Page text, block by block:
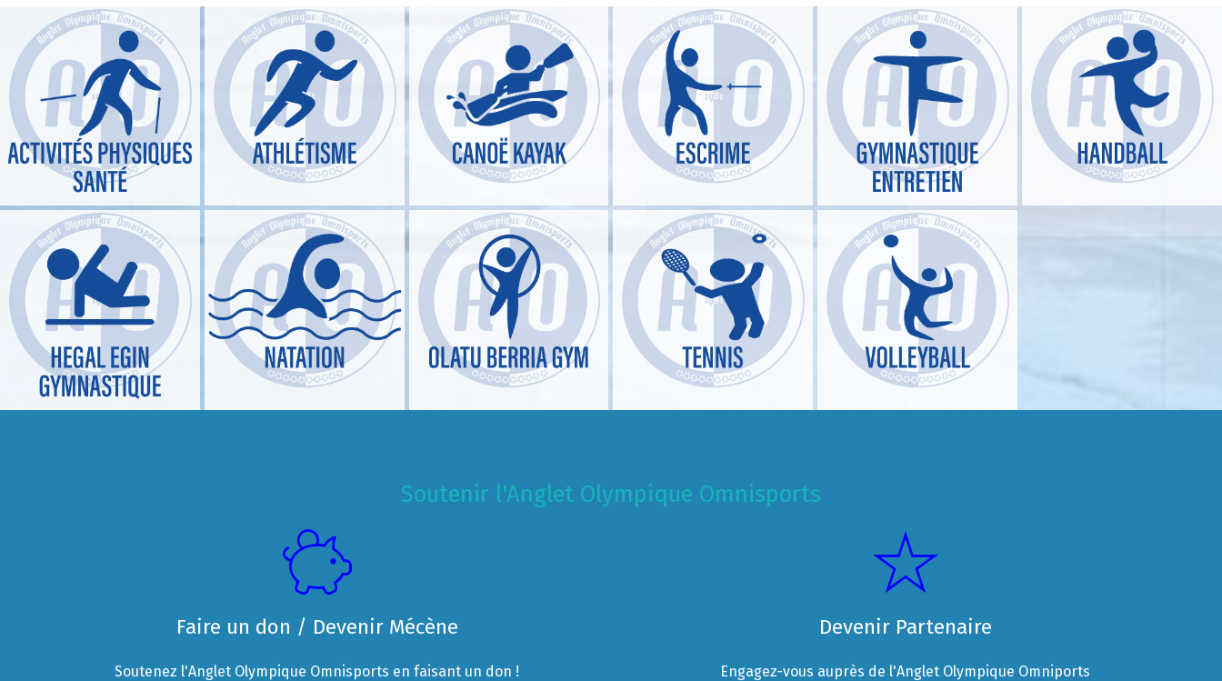
Soutenir l'Anglet Olympique Omnisports
Faire un don / Devenir Mécène
Soutenez l'Anglet Olympique Omnisports en faisant un don !
Devenir Partenaire
Engagez-vous auprès de l'Anglet Olympique Omniports